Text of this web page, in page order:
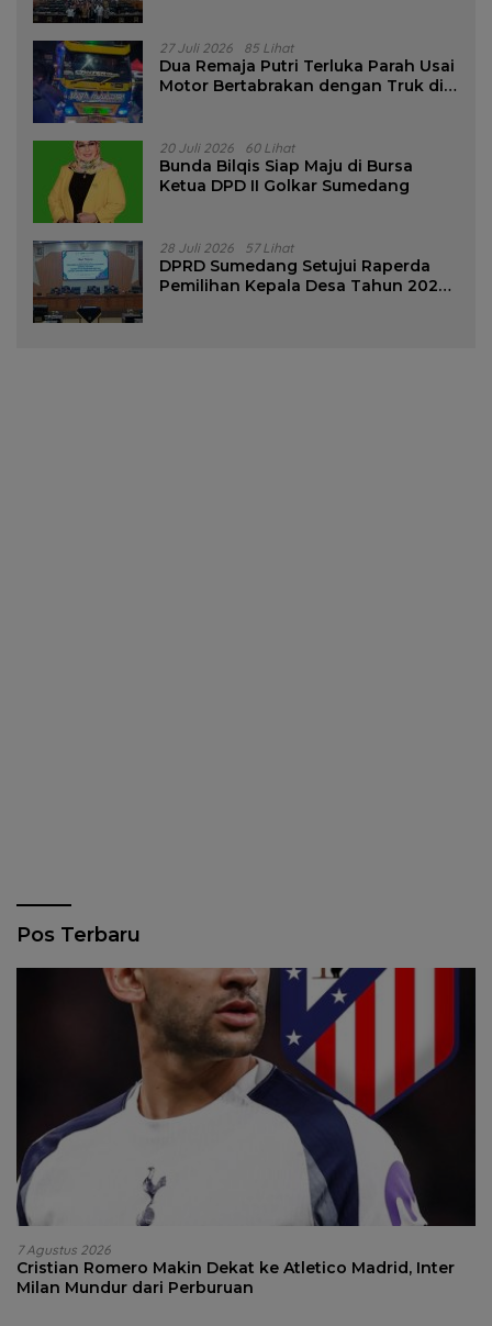
27 Juli 2026 85 Lihat
Dua Remaja Putri Terluka Parah Usai
Motor Bertabrakan dengan Truk di
20 Juli 2026 60 Lihat
Bunda Bilqis Siap Maju di Bursa
Ketua DPD II Golkar Sumedang
28 Juli 2026 57 Lihat
DPRD Sumedang Setujui Raperda
Pemilihan Kepala Desa Tahun 2026
Pos Terbaru
7 Agustus 2026
Cristian Romero Makin Dekat ke Atletico Madrid, Inter
Milan Mundur dari Perburuan